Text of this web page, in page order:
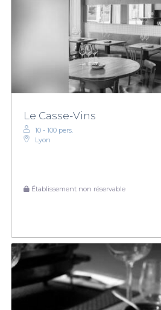
Le Casse-Vins
10 - 100 pers.
Lyon
Établissement non réservable